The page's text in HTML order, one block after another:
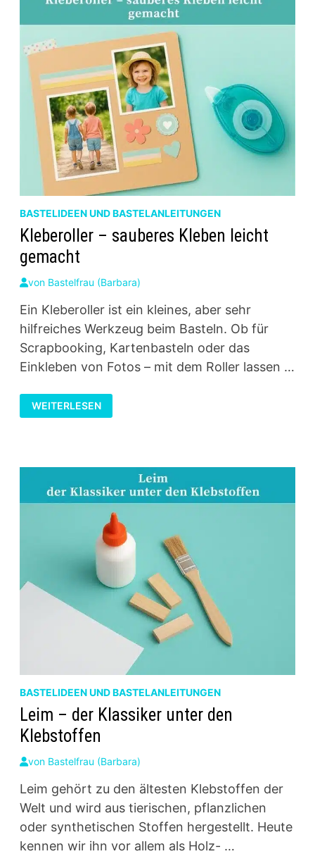
BASTELIDEEN UND BASTELANLEITUNGEN
Kleberoller – sauberes Kleben leicht
gemacht
von Bastelfrau (Barbara)
Ein Kleberoller ist ein kleines, aber sehr
hilfreiches Werkzeug beim Basteln. Ob für
Scrapbooking, Kartenbasteln oder das
Einkleben von Fotos – mit dem Roller lassen …
KLEBEROLLER
–
SAUBERES
WEITERLESEN
BASTELIDEEN UND BASTELANLEITUNGEN
Leim – der Klassiker unter den
Klebstoffen
von Bastelfrau (Barbara)
Leim gehört zu den ältesten Klebstoffen der
Welt und wird aus tierischen, pflanzlichen
oder synthetischen Stoffen hergestellt. Heute
kennen wir ihn vor allem als Holz- …